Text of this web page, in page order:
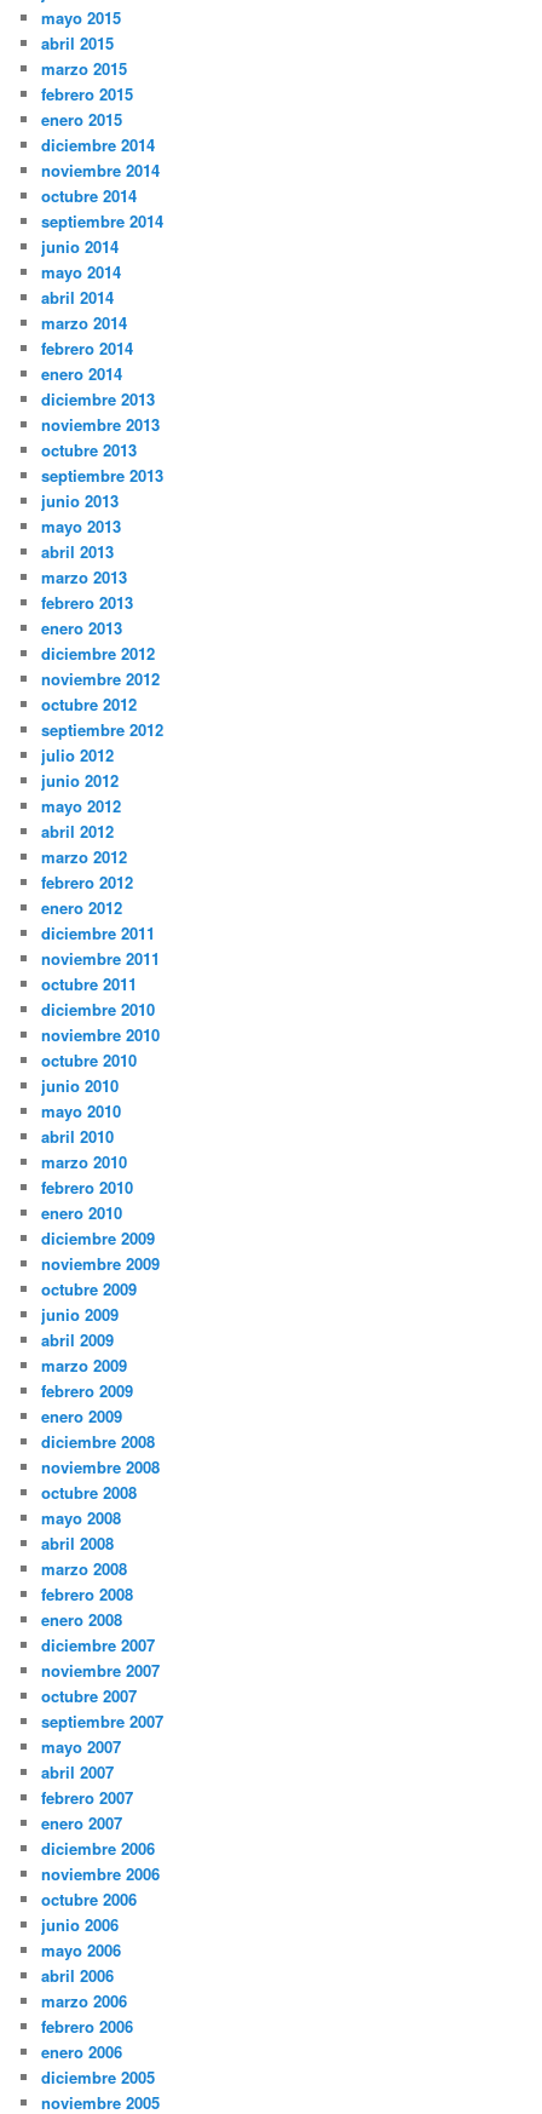
mayo 2015
abril 2015
marzo 2015
febrero 2015
enero 2015
diciembre 2014
noviembre 2014
octubre 2014
septiembre 2014
junio 2014
mayo 2014
abril 2014
marzo 2014
febrero 2014
enero 2014
diciembre 2013
noviembre 2013
octubre 2013
septiembre 2013
junio 2013
mayo 2013
abril 2013
marzo 2013
febrero 2013
enero 2013
diciembre 2012
noviembre 2012
octubre 2012
septiembre 2012
julio 2012
junio 2012
mayo 2012
abril 2012
marzo 2012
febrero 2012
enero 2012
diciembre 2011
noviembre 2011
octubre 2011
diciembre 2010
noviembre 2010
octubre 2010
junio 2010
mayo 2010
abril 2010
marzo 2010
febrero 2010
enero 2010
diciembre 2009
noviembre 2009
octubre 2009
junio 2009
abril 2009
marzo 2009
febrero 2009
enero 2009
diciembre 2008
noviembre 2008
octubre 2008
mayo 2008
abril 2008
marzo 2008
febrero 2008
enero 2008
diciembre 2007
noviembre 2007
octubre 2007
septiembre 2007
mayo 2007
abril 2007
febrero 2007
enero 2007
diciembre 2006
noviembre 2006
octubre 2006
junio 2006
mayo 2006
abril 2006
marzo 2006
febrero 2006
enero 2006
diciembre 2005
noviembre 2005